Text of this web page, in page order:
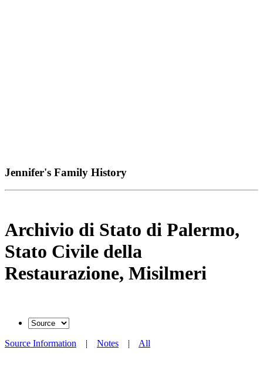
Jennifer's Family History
Archivio di Stato di Palermo,
Stato Civile della
Restaurazione, Misilmeri
Source Information | Notes | All